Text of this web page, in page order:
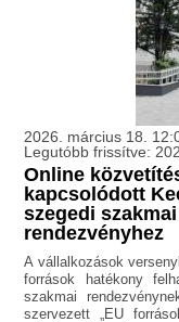
2026. március 18.
Legutóbb frissítve:
Online
kapcsolódott
szegedi szakmai
rendezvényhez
A vállalkozások
források hatékony
szakmai
szervezett „EU